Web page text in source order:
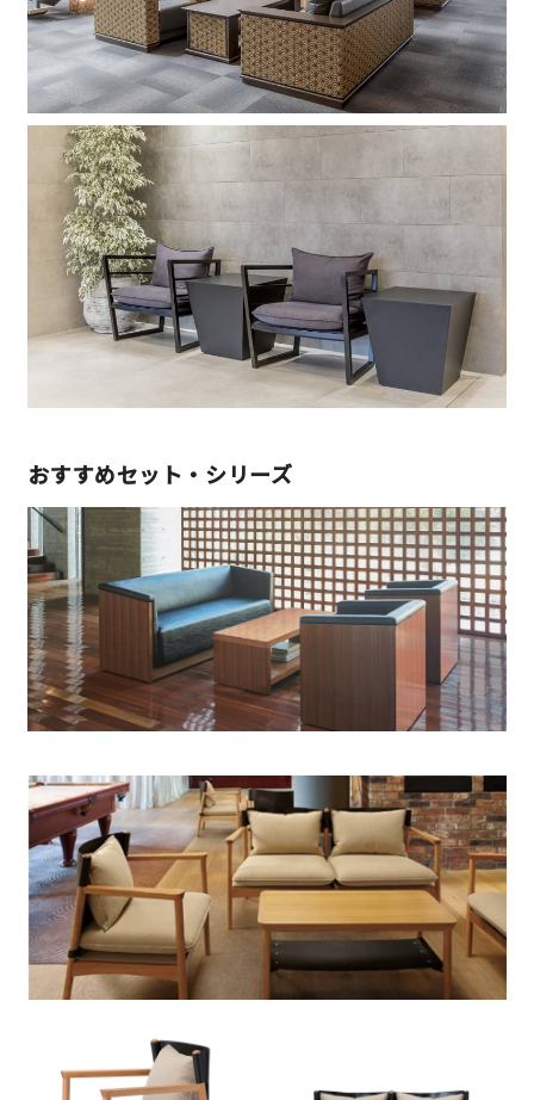
おすすめセット・シリーズ